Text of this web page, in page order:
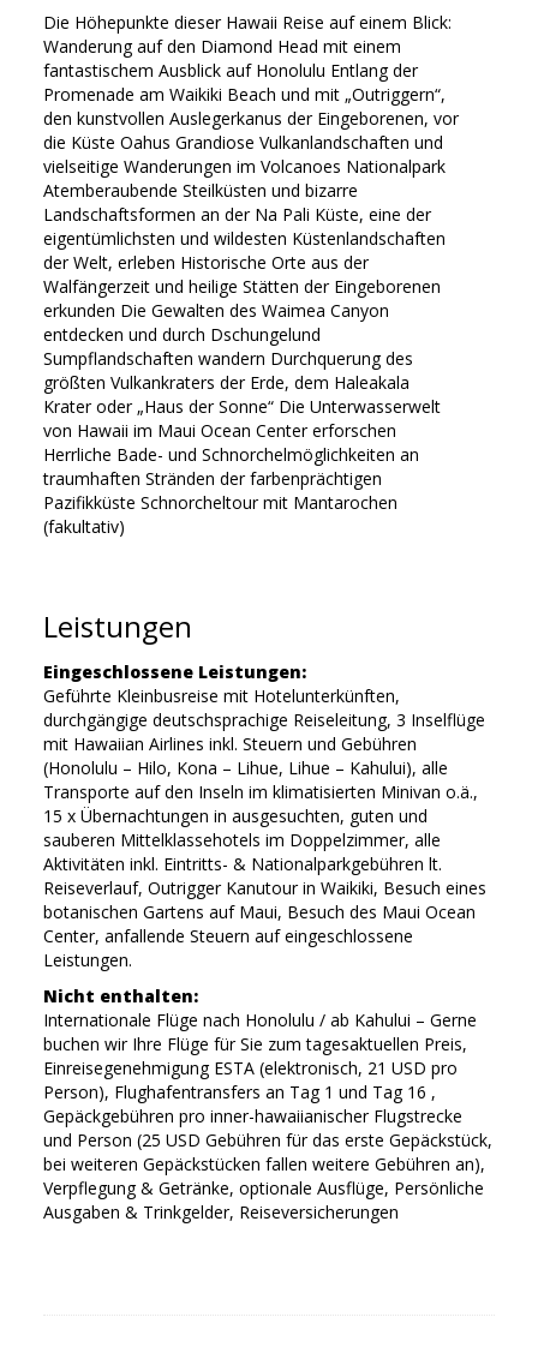
Die Höhepunkte dieser Hawaii Reise auf einem Blick:
Wanderung auf den Diamond Head mit einem
fantastischem Ausblick auf Honolulu Entlang der
Promenade am Waikiki Beach und mit „Outriggern“,
den kunstvollen Auslegerkanus der Eingeborenen, vor
die Küste Oahus Grandiose Vulkanlandschaften und
vielseitige Wanderungen im Volcanoes Nationalpark
Atemberaubende Steilküsten und bizarre
Landschaftsformen an der Na Pali Küste, eine der
eigentümlichsten und wildesten Küstenlandschaften
der Welt, erleben Historische Orte aus der
Walfängerzeit und heilige Stätten der Eingeborenen
erkunden Die Gewalten des Waimea Canyon
entdecken und durch Dschungelund
Sumpflandschaften wandern Durchquerung des
größten Vulkankraters der Erde, dem Haleakala
Krater oder „Haus der Sonne“ Die Unterwasserwelt
von Hawaii im Maui Ocean Center erforschen
Herrliche Bade- und Schnorchelmöglichkeiten an
traumhaften Stränden der farbenprächtigen
Pazifikküste Schnorcheltour mit Mantarochen
(fakultativ)
Leistungen
Eingeschlossene Leistungen:
Geführte Kleinbusreise mit Hotelunterkünften,
durchgängige deutschsprachige Reiseleitung, 3 Inselflüge
mit Hawaiian Airlines inkl. Steuern und Gebühren
(Honolulu – Hilo, Kona – Lihue, Lihue – Kahului), alle
Transporte auf den Inseln im klimatisierten Minivan o.ä.,
15 x Übernachtungen in ausgesuchten, guten und
sauberen Mittelklassehotels im Doppelzimmer, alle
Aktivitäten inkl. Eintritts- & Nationalparkgebühren lt.
Reiseverlauf, Outrigger Kanutour in Waikiki, Besuch eines
botanischen Gartens auf Maui, Besuch des Maui Ocean
Center, anfallende Steuern auf eingeschlossene
Leistungen.
Nicht enthalten:
Internationale Flüge nach Honolulu / ab Kahului – Gerne
buchen wir Ihre Flüge für Sie zum tagesaktuellen Preis,
Einreisegenehmigung ESTA (elektronisch, 21 USD pro
Person), Flughafentransfers an Tag 1 und Tag 16 ,
Gepäckgebühren pro inner-hawaiianischer Flugstrecke
und Person (25 USD Gebühren für das erste Gepäckstück,
bei weiteren Gepäckstücken fallen weitere Gebühren an),
Verpflegung & Getränke, optionale Ausflüge, Persönliche
Ausgaben & Trinkgelder, Reiseversicherungen